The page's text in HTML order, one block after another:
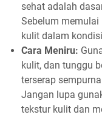
sehat adalah
Sebelum memulai
kulit dalam
Cara Meniru:
kulit, dan tunggu
terserap
Jangan lupa
tekstur kulit dan